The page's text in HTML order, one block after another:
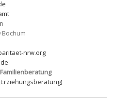
Bochum
nrw.org